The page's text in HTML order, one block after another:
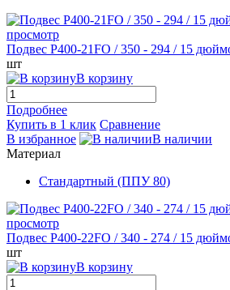
просмотр
Подвес P400-21FO / 350 - 294 / 15
шт
В корзину
Подробнее
Купить в 1 клик Сравнение
В избранное
В наличии
Материал
Стандартный (ППУ 80)
просмотр
Подвес P400-22FO / 340 - 274 / 15
шт
В корзину